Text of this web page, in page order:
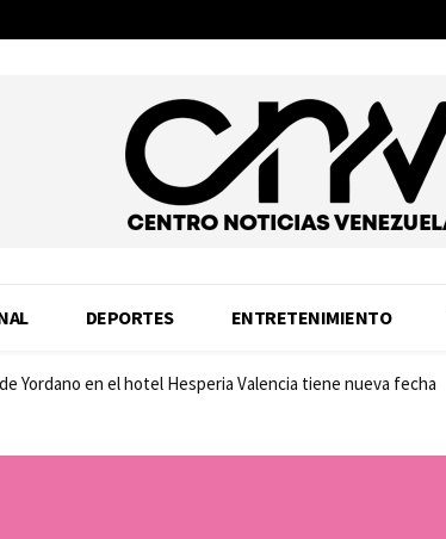
DEPORTES ENTRETENIMIENTO
Yordano en el hotel Hesperia Valencia tiene nueva fecha